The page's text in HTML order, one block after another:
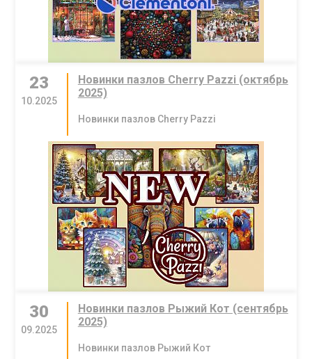
23
10.2025
Новинки пазлов Cherry Pazzi (октябрь
2025)
Новинки пазлов Cherry Pazzi
30
09.2025
Новинки пазлов Рыжий Кот (сентябрь
2025)
Новинки пазлов Рыжий Кот